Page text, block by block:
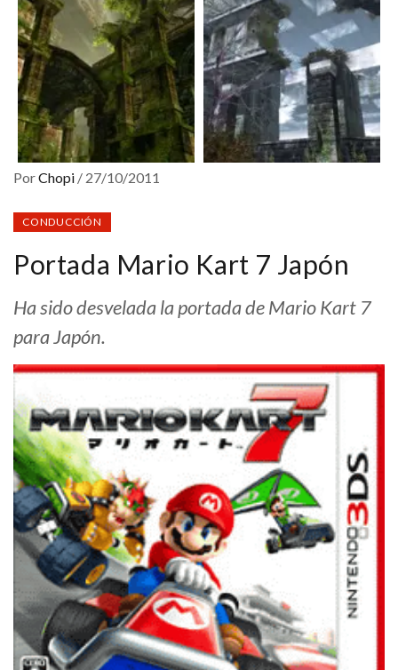
PorChopi / 27/10/2011
CONDUCCIÓN
Portada Mario Kart 7 Japón
Ha sido desvelada la portada de Mario Kart 7
para Japón.